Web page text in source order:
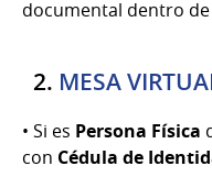
documental dentro
2. MESA
• Si es Persona Física
con Cédula de